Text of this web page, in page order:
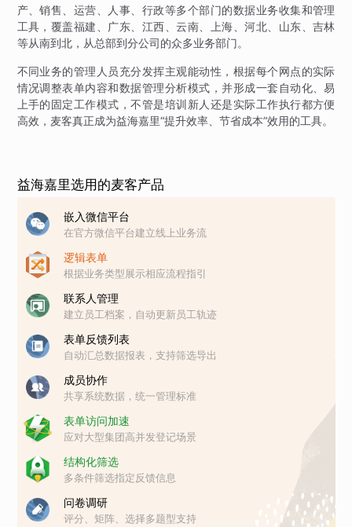
产、销售、运营、人事、行政等多个部门的数据业务收集和管理
工具，覆盖福建、广东、江西、云南、上海、河北、山东、吉林
等从南到北，从总部到分公司的众多业务部门。
不同业务的管理人员充分发挥主观能动性，根据每个网点的实际
情况调整表单内容和数据管理分析模式，并形成一套自动化、易
上手的固定工作模式，不管是培训新人还是实际工作执行都方便
高效，麦客真正成为益海嘉里“提升效率、节省成本”效用的工具。
益海嘉里选用的麦客产品
嵌入微信平台
在官方微信平台建立线上业务流
逻辑表单
根据业务类型展示相应流程指引
联系人管理
建立员工档案，自动更新员工轨迹
表单反馈列表
自动汇总数据报表，支持筛选导出
成员协作
共享系统数据，统一管理标准
表单访问加速
应对大型集团高并发登记场景
结构化筛选
多条件筛选指定反馈信息
问卷调研
评分、矩阵、选择多题型支持